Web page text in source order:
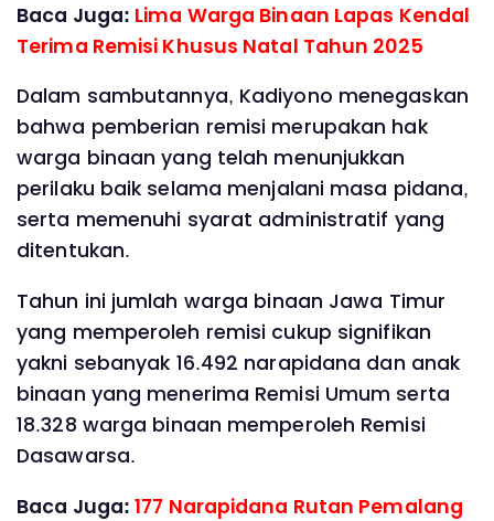
Baca Juga: Lima Warga Binaan Lapas Kendal
Terima Remisi Khusus Natal Tahun 2025
Dalam sambutannya, Kadiyono menegaskan
bahwa pemberian remisi merupakan hak
warga binaan yang telah menunjukkan
perilaku baik selama menjalani masa pidana,
serta memenuhi syarat administratif yang
ditentukan.
Tahun ini jumlah warga binaan Jawa Timur
yang memperoleh remisi cukup signifikan
yakni sebanyak 16.492 narapidana dan anak
binaan yang menerima Remisi Umum serta
18.328 warga binaan memperoleh Remisi
Dasawarsa.
Baca Juga:177 Narapidana Rutan Pemalang